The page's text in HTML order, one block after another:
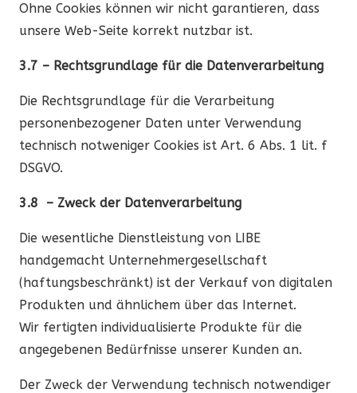
Ohne Cookies können wir nicht garantieren, dass
unsere Web-Seite korrekt nutzbar ist.
3.7 – Rechtsgrundlage für die Datenverarbeitung
Die Rechtsgrundlage für die Verarbeitung
personenbezogener Daten unter Verwendung
technisch notweniger Cookies ist Art. 6 Abs. 1 lit. f
DSGVO.
3.8 – Zweck der Datenverarbeitung
Die wesentliche Dienstleistung von LIBE
handgemacht Unternehmergesellschaft
(haftungsbeschränkt) ist der Verkauf von digitalen
Produkten und ähnlichem über das Internet.
Wir fertigten individualisierte Produkte für die
angegebenen Bedürfnisse unserer Kunden an.
Der Zweck der Verwendung technisch notwendiger